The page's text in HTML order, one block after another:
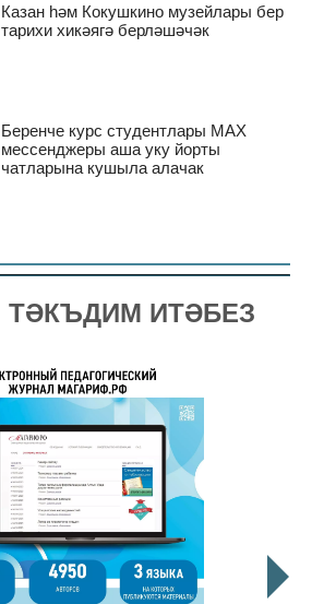
Казан һәм Кокушкино музейлары бер
тарихи хикәягә берләшәчәк
Беренче курс студентлары MAX
мессенджеры аша уку йорты
чатларына кушыла алачак
ТӘКЪДИМ ИТӘБЕЗ